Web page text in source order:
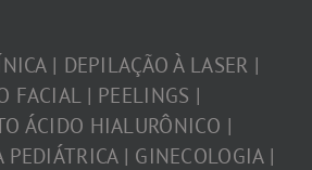
| DEPILAÇÃO À LASER |
FACIAL | PEELINGS |
ÁCIDO HIALURÔNICO |
PEDIÁTRICA | GINECOLOGIA |